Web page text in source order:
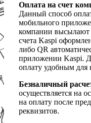
Оплата на счет
Данный способ
мобильного
компании высылают
счета Kaspi
либо QR
приложении Kaspi.
оплату удобным для
Безналичный
осуществляется на
на оплату после
реквизитов.